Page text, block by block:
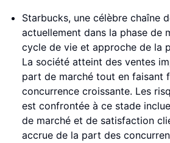
Starbucks, une célèbre chaîne
actuellement dans la phase de
cycle de vie et approche de la
La société atteint des ventes
part de marché tout en faisant
concurrence croissante. Les
est confrontée à ce stade
de marché et de satisfaction
accrue de la part des